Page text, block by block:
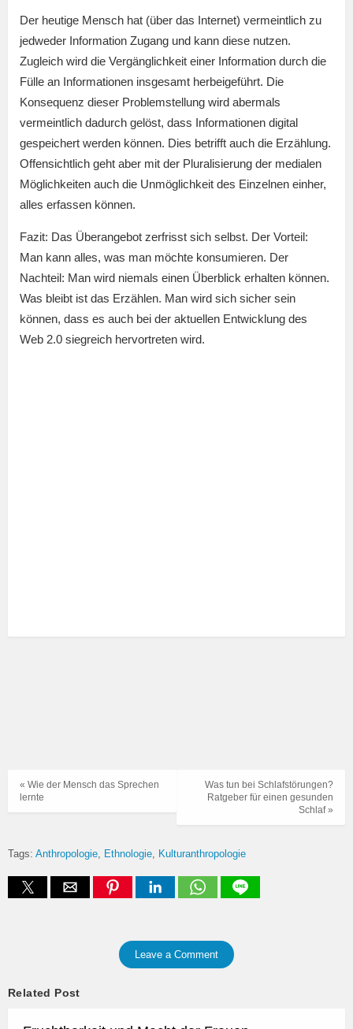
Der heutige Mensch hat (über das Internet) vermeintlich zu
jedweder Information Zugang und kann diese nutzen.
Zugleich wird die Vergänglichkeit einer Information durch die
Fülle an Informationen insgesamt herbeigeführt. Die
Konsequenz dieser Problemstellung wird abermals
vermeintlich dadurch gelöst, dass Informationen digital
gespeichert werden können. Dies betrifft auch die Erzählung.
Offensichtlich geht aber mit der Pluralisierung der medialen
Möglichkeiten auch die Unmöglichkeit des Einzelnen einher,
alles erfassen können.
Fazit: Das Überangebot zerfrisst sich selbst. Der Vorteil:
Man kann alles, was man möchte konsumieren. Der
Nachteil: Man wird niemals einen Überblick erhalten können.
Was bleibt ist das Erzählen. Man wird sich sicher sein
können, dass es auch bei der aktuellen Entwicklung des
Web 2.0 siegreich hervortreten wird.
Was tun bei Schlafstörungen?
Ratgeber für einen gesunden
Schlaf »
« Wie der Mensch das Sprechen
lernte
Tags: Anthropologie Ethnologie Kulturanthropologie
Leave a Comment
Related Post